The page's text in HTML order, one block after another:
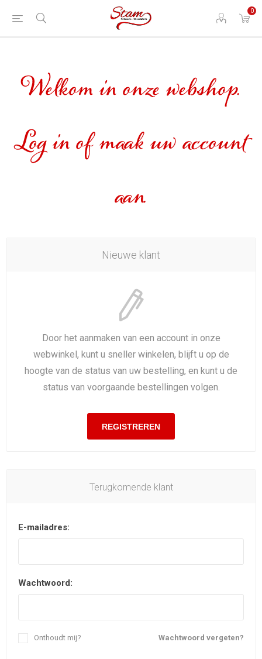
0
Welkom in onze webshop.
Log in of maak uw account
aan.
Nieuwe klant
Door het aanmaken van een account in onze
webwinkel, kunt u sneller winkelen, blijft u op de
hoogte van de status van uw bestelling, en kunt u de
status van voorgaande bestellingen volgen.
Terugkomende klant
E-mailadres:
Wachtwoord:
Wachtwoord vergeten?
Onthoudt mij?